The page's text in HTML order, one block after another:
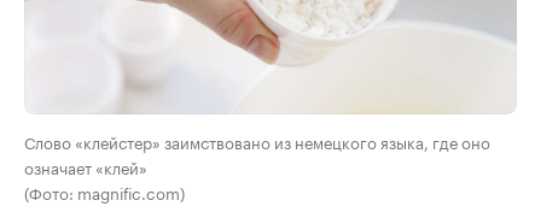
Слово «клейстер» заимствовано из немецкого языка, где оно
означает «клей»
(Фото: magnific.com)